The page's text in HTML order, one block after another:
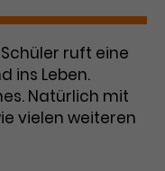
zu
gewährt.
von Google
Das Cookie
und
die es uns
und
helfen sie
besser auf
ruft eine
ins Leben.
Natürlich mit
vielen weiteren